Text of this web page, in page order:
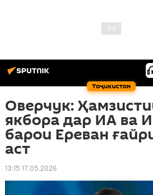
Тоҷикистон
Оверчук:
якбора дар ИА ва
барои Ереван
аст
13:15 17.05.2026